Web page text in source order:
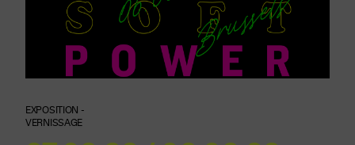
EXPOSITION -
VERNISSAGE